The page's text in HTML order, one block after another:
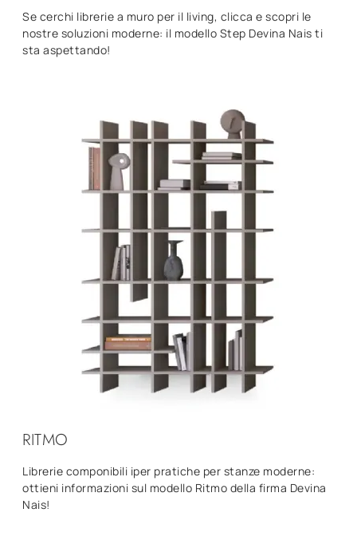
Se cerchi librerie a muro per il living, clicca e scopri le
nostre soluzioni moderne: il modello Step Devina Nais ti
sta aspettando!
RITMO
Librerie componibili iper pratiche per stanze moderne:
ottieni informazioni sul modello Ritmo della firma Devina
Nais!